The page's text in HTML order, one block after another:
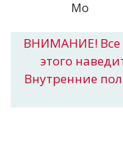
ВНИМАНИЕ! Все
этого
Внутренние